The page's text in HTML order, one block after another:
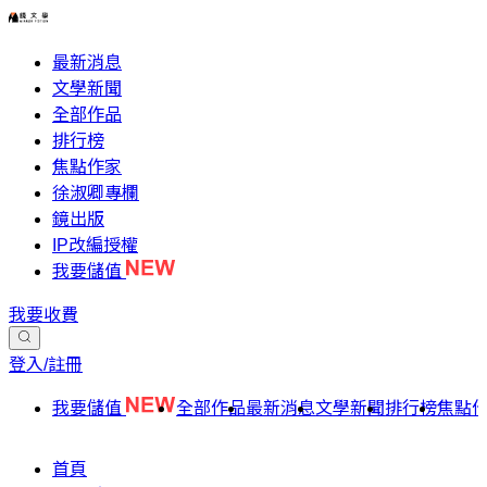
最新消息
文學新聞
全部作品
排行榜
焦點作家
徐淑卿專欄
鏡出版
IP改編授權
我要儲值
我要收費
登入/註冊
我要儲值 全部作品最新消息文學新聞排行榜焦點
首頁